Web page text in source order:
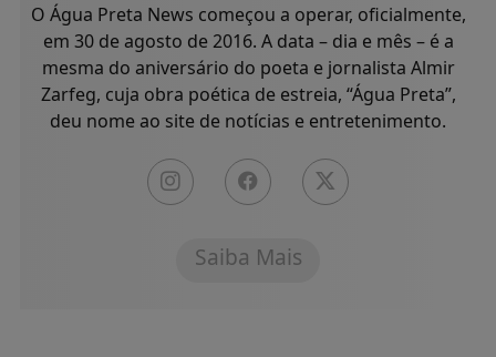
O Água Preta News começou a operar, oficialmente,
em 30 de agosto de 2016. A data – dia e mês – é a
mesma do aniversário do poeta e jornalista Almir
Zarfeg, cuja obra poética de estreia, “Água Preta”,
deu nome ao site de notícias e entretenimento.
Saiba Mais